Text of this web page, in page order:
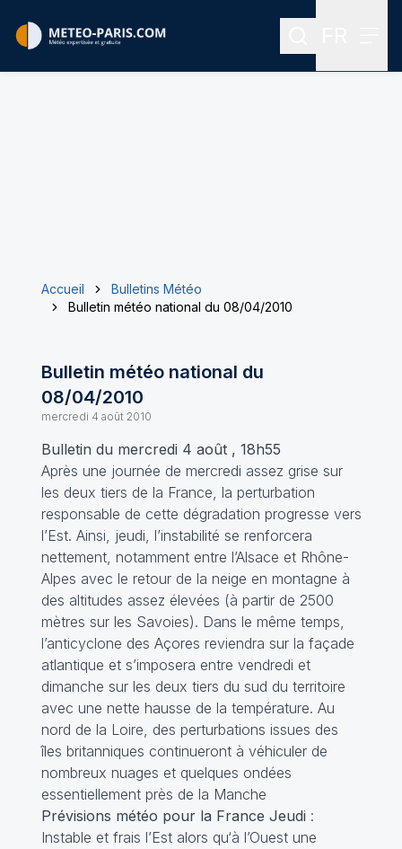
Rechercher
Accueil
Bulletins Météo
Bulletin météo national du 08/04/2010
Bulletin météo national du
08/04/2010
mercredi 4 août 2010
Bulletin du mercredi 4 août , 18h55
Après une journée de mercredi assez grise sur
les deux tiers de la France, la perturbation
responsable de cette dégradation progresse vers
l’Est. Ainsi, jeudi, l’instabilité se renforcera
nettement, notamment entre l’Alsace et Rhône-
Alpes avec le retour de la neige en montagne à
des altitudes assez élevées (à partir de 2500
mètres sur les Savoies). Dans le même temps,
l’anticyclone des Açores reviendra sur la façade
atlantique et s’imposera entre vendredi et
dimanche sur les deux tiers du sud du territoire
avec une nette hausse de la température. Au
nord de la Loire, des perturbations issues des
îles britanniques continueront à véhiculer de
nombreux nuages et quelques ondées
essentiellement près de la Manche
Prévisions météo pour la France Jeudi :
Instable et frais l’Est alors qu‘à l’Ouest une